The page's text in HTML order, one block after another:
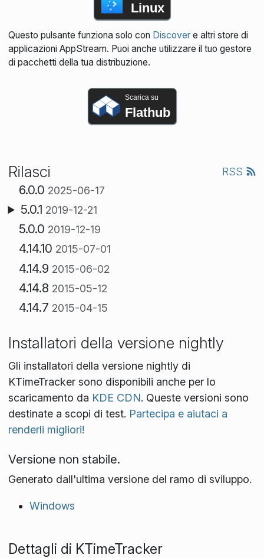
Linux
Questo pulsante funziona solo con Discovere altri store di
applicazioni AppStream. Puoi anche utilizzare il tuo gestore
di pacchetti della tua distribuzione.
Scarica su
Flathub
Rilasci RSS
6.0.0 2025-06-17
5.0.1 2019-12-21
5.0.0 2019-12-19
4.14.10 2015-07-01
4.14.9 2015-06-02
4.14.8 2015-05-12
4.14.7 2015-04-15
Installatori della versione nightly
Gli installatori della versione nightly di
KTimeTracker sono disponibili anche per lo
scaricamento da KDE CDN. Queste versioni sono
destinate a scopi di test. Partecipa e aiutaci a
renderli migliori!
Versione non stabile.
Generato dall'ultima versione del ramo di sviluppo.
Windows
Dettagli di KTimeTracker